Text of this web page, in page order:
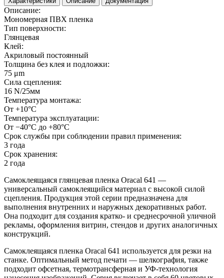
Описание:
Мономерная ПВХ пленка
Тип поверхности:
Глянцевая
Клей:
Акриловый постоянный
Толщина без клея и подложки:
75 μm
Сила сцепления:
16 N/25мм
Температура монтажа:
От +10°С
Температура эксплуатации:
От −40°С до +80°С
Срок службы при соблюдении правил применения:
3 года
Срок хранения:
2 года
Самоклеящаяся глянцевая пленка Oracal 641 —
универсальный самоклеящийся материал с высокой силой
сцепления. Продукция этой серии предназначена для
выполнения внутренних и наружных декоративных работ.
Она подходит для создания кратко- и среднесрочной уличной
рекламы, оформления витрин, стендов и других аналогичных
конструкций.
Самоклеящаяся пленка Oracal 641 используется для резки на
станке. Оптимальный метод печати — шелкография, также
подходит офсетная, термотрансферная и УФ-технология